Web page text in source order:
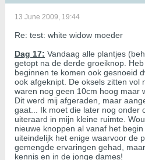
13 June 2009, 19:44
Re: test: white widow moeder
Dag 17: Vandaag alle plantjes
getopt na de derde groeiknop.
beginnen te komen ook gesnoeid
ook afgeknipt. De oksels zitten vol
waren nog geen 10cm hoog maar
Dit werd mij afgeraden, maar
gaat... Ik moet die later nog onder
uiteraard in mijn kleine ruimte.
nieuwe knoppen al vanaf het
uiteindelijk het enige waarvoor de
gemengde ervaringen gehad,
kennis en in de jonge dames!